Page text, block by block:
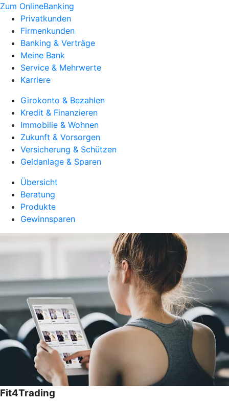
Zum OnlineBanking
Privatkunden
Firmenkunden
Banking & Verträge
Meine Bank
Service & Mehrwerte
Karriere
Girokonto & Bezahlen
Kredit & Finanzieren
Immobilie & Wohnen
Zukunft & Vorsorgen
Versicherung & Schützen
Geldanlage & Sparen
Übersicht
Beratung
Produkte
Gewinnsparen
Fit4Trading